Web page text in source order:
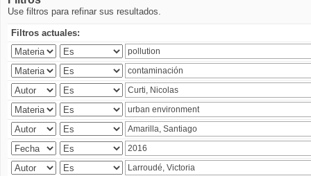
Use filtros para refinar sus resultados.
Filtros actuales: